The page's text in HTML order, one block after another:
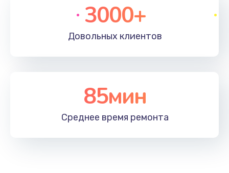
3000+
Довольных клиентов
85мин
Среднее время ремонта